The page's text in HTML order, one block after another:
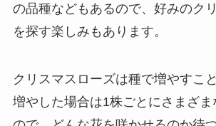
の品種などもあるので、好みのク
を探す楽しみもあります。
クリスマスローズは種で増やすこ
増やした場合は1株ごとにさまざま